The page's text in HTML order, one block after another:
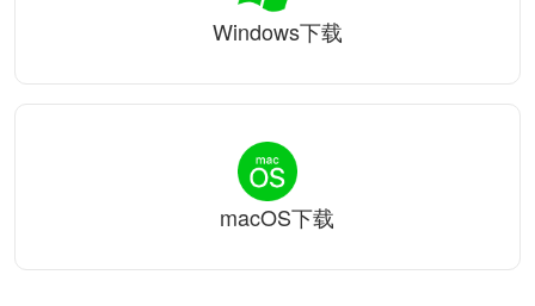
Windows下载
macOS下载